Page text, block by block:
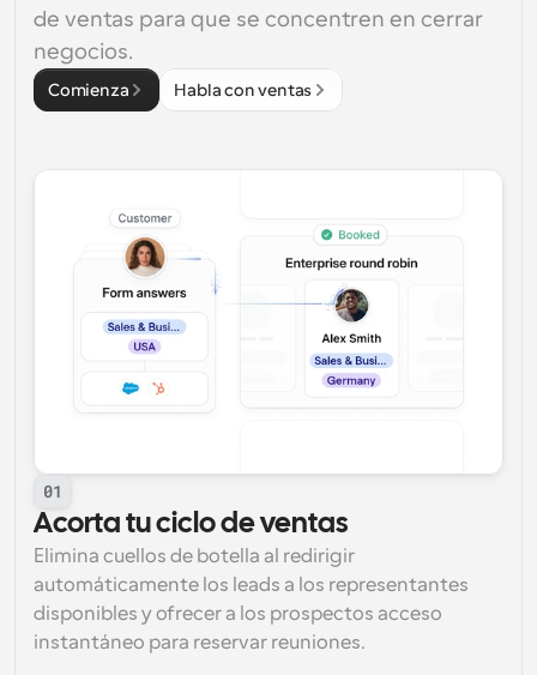
de ventas para que se concentren en cerrar
negocios.
Comienza Habla con ventas
01
Acorta tu ciclo de ventas
Elimina cuellos de botella al redirigir
automáticamente los leads a los representantes
disponibles y ofrecer a los prospectos acceso
instantáneo para reservar reuniones.